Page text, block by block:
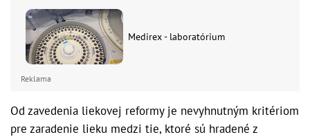
Medirex - laboratórium
Reklama
Od zavedenia liekovej reformy je nevyhnutným kritériom
pre zaradenie lieku medzi tie, ktoré sú hradené z